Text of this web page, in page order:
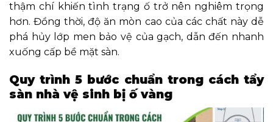
thậm chí khiến tình trạng ố trở nên nghiêm trọng
hơn. Đồng thời, độ ăn mòn cao của các chất này dễ
phá hủy lớp men bảo vệ của gạch, dẫn đến nhanh
xuống cấp bề mặt sàn.
Quy trình 5 bước chuẩn trong cách tẩy
sàn nhà vệ sinh bị ố vàng